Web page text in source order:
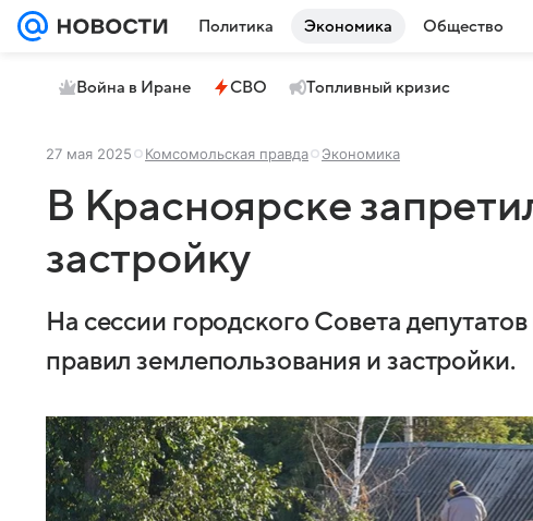
Политика Экономика Общество
Война в Иране СВО Топливный кризис
27 мая 2025 Комсомольская правда Экономика
В Красноярске
застройку
На сессии городского Совета
правил землепользования и застройки.